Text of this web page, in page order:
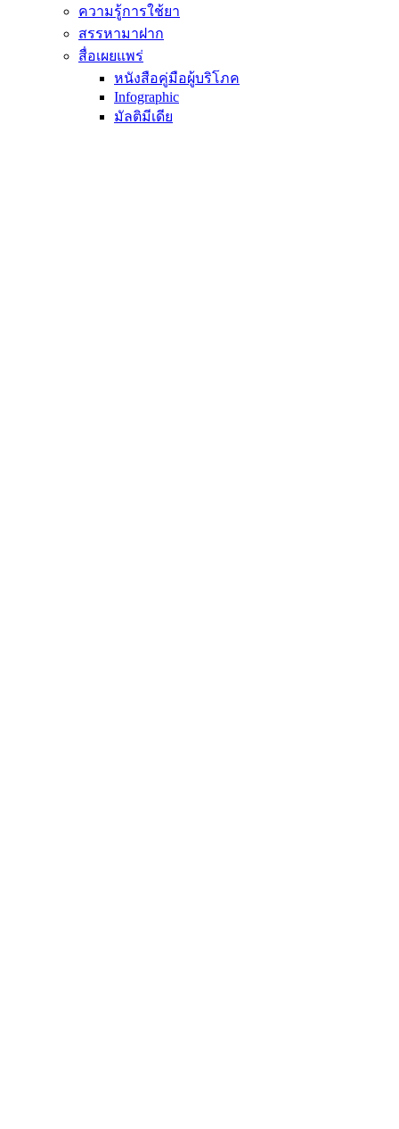
ความรู้การใช้ยา
สรรหามาฝาก
สื่อเผยแพร่
หนังสือคู่มือผู้บริโภค
Infographic
มัลติมีเดีย